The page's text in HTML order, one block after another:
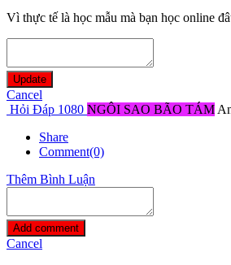
Vì thực tế là học mẫu mà bạn học online
Update
Cancel
Hỏi Đáp 1080 NGÔI SAO BÃO TÁM
Share
Comment(0)
Thêm Bình Luận
Add comment
Cancel